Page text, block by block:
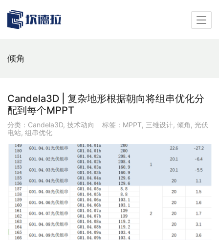
倾角
Candela3D | 复杂地形根据朝向将组串优化分
配到每个MPPT
分类： Candela3D, 技术动向 标签： MPPT, 三维设计, 倾角 , 光伏
电站, 组串优化